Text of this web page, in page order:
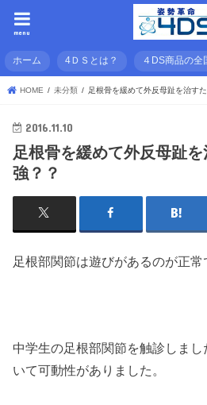
menu
ホーム 4ＤＳとは？ ４DS商品の全
HOME 未分類 足根骨を緩めて外反母趾を治す
2016.11.10
足根骨を緩めて外反母趾
強？？
足根部関節は遊びがあるのが正常
中学生の足根部関節を触診しま
いて可動性がありました。